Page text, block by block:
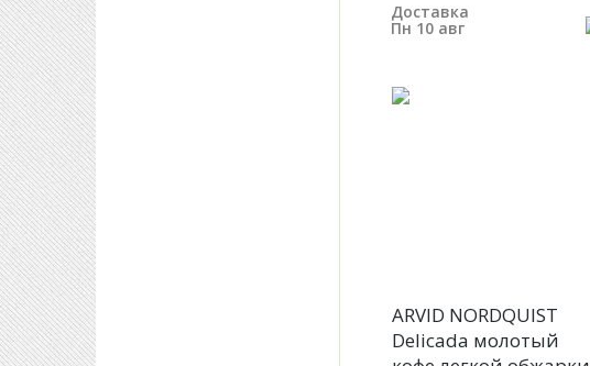
Доставка
Пн 10 авг
ARVID NORDQUIST
Delicada молотый